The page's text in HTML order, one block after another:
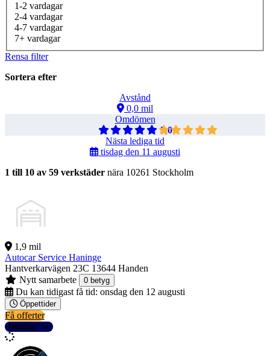
1-2 vardagar
2-4 vardagar
4-7 vardagar
7+ vardagar
Rensa filter
Sortera efter
Avstånd
0,0 mil
Omdömen
5,0
Nästa lediga tid
tisdag den 11 augusti
1 till 10 av 59 verkstäder nära 10261 Stockholm
1,9 mil
Autocar Service Haninge
Hantverkarvägen 23C 13644 Handen
Nytt samarbete
0 betyg
Du kan tidigast få tid: onsdag den 12 augusti
Öppettider
Få offerter
Detaljer